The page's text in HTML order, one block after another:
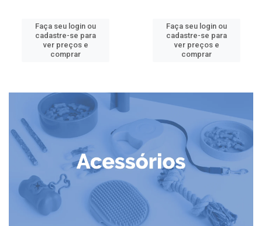
Faça seu login ou
cadastre-se para
ver preços e
comprar
Faça seu login ou
cadastre-se para
ver preços e
comprar